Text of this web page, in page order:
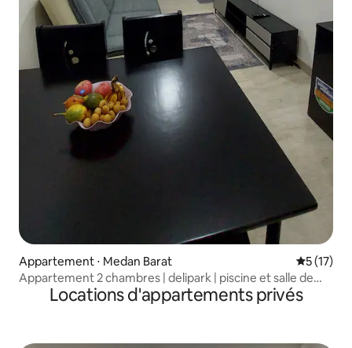
Appartement ⋅ Medan Barat
5 (17)
Appartement 2 chambres | delipark | piscine et salle de
Locations d'appartements privés